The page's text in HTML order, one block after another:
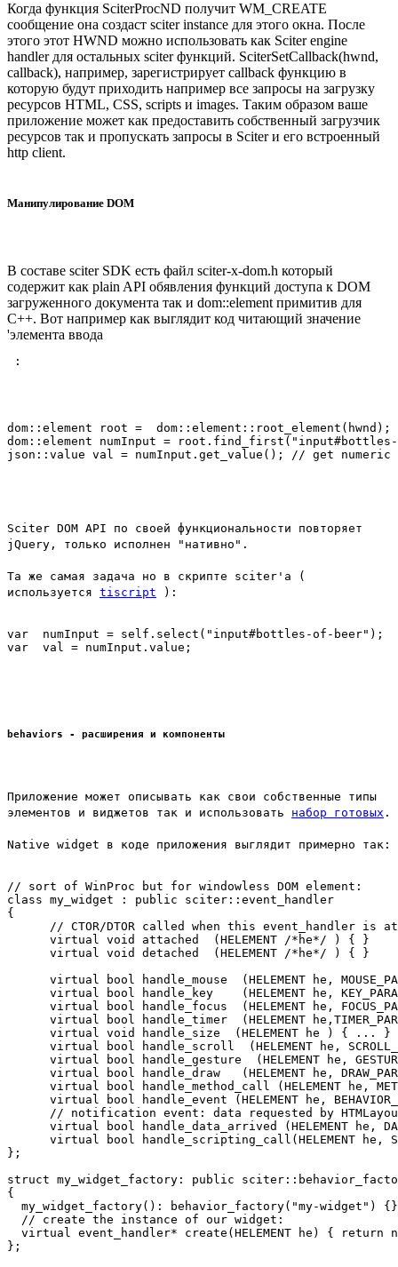
Когда функция SciterProcND получит WM_CREATE
сообщение она создаст sciter instance для этого окна. После
этого этот HWND можно использовать как Sciter engine
handler для остальных sciter функций. SciterSetCallback(hwnd,
callback), например, зарегистрирует callback функцию в
которую будут приходить например все запросы на загрузку
ресурсов HTML, CSS, scripts и images. Таким образом ваше
приложение может как предоставить собственный загрузчик
ресурсов так и пропускать запросы в Sciter и его встроенный
http client.
Манипулирование DOM
В составе sciter SDK есть файл sciter-x-dom.h который
содержит как plain API обявления функций доступа к DOM
загруженного документа так и dom::element примитив для
C++. Вот например как выглядит код читающий значение
'элемента ввода
:
dom::element root =  dom::element::root_element(hwnd);
dom::element numInput =
Sciter DOM API по своей функциональности повторяет
jQuery, только исполнен "нативно".
Та же самая задача но в скрипте sciter'а (
используется tiscript ):
var  numInput = self.select("input#bottles-of-beer");
behaviors - расширения и компоненты
Приложение может описывать как свои собственные типы
элементов и виджетов так и использовать набор готовых .
Native widget в коде приложения выглядит примерно так:
// sort of WinProc but for windowless DOM element:
class my_widget : public sciter::event_handler
{
// CTOR/DTOR called when this event_handler is
      virtual void attached  (HELEMENT /*he*/ ) { }
      virtual void detached  (HELEMENT /*he*/ ) { }
virtual bool handle_mouse  (HELEMENT he,
virtual bool handle_key    (HELEMENT he,
virtual bool handle_focus  (HELEMENT he,
virtual bool handle_timer  (HELEMENT
      virtual void handle_size  (HELEMENT he ) { ... }
virtual bool handle_scroll  (HELEMENT he,
virtual bool handle_gesture  (HELEMENT he,
virtual bool handle_draw   (HELEMENT he,
virtual bool handle_method_call (HELEMENT he,
virtual bool handle_event (HELEMENT he,
// notification event: data requested by
virtual bool handle_data_arrived (HELEMENT he,
virtual bool handle_scripting_call(HELEMENT he,
};
struct my_widget_factory: public
{
my_widget_factory(): behavior_factory("my-widget")
  // create the instance of our widget:
virtual event_handler* create(HELEMENT he) { return
};